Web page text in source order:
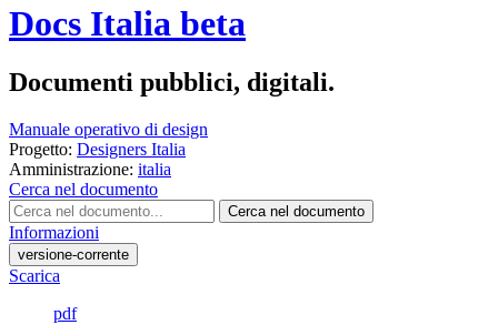
Docs Italia beta
Documenti pubblici, digitali.
Manuale operativo di design
Progetto: Designers Italia
Amministrazione: italia
Cerca nel documento
Cerca nel documento
Informazioni
versione-corrente
Scarica
pdf